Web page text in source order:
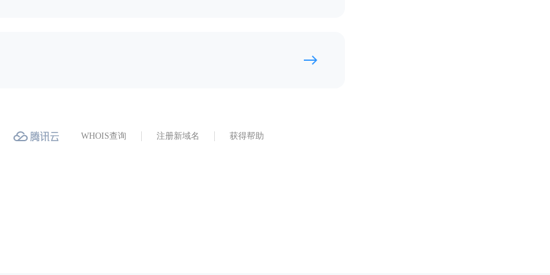
WHOIS查询 注册新域名 获得帮助